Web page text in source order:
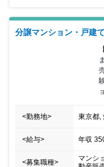
分譲マンション・戸建
<勤務地> 東京都,
<給与> 年収
<募集職種>
マンシ